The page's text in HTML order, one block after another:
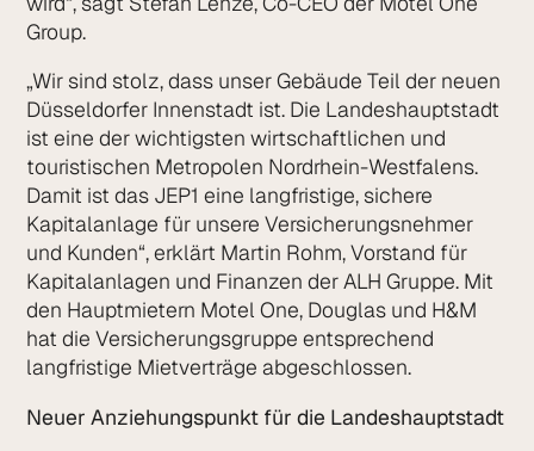
Group.
„Wir sind stolz, dass unser Gebäude Teil der neuen
Düsseldorfer Innenstadt ist. Die Landeshauptstadt
ist eine der wichtigsten wirtschaftlichen und
touristischen Metropolen Nordrhein-Westfalens.
Damit ist das JEP1 eine langfristige, sichere
Kapitalanlage für unsere Versicherungsnehmer
und Kunden“, erklärt Martin Rohm, Vorstand für
Kapitalanlagen und Finanzen der ALH Gruppe. Mit
den Hauptmietern Motel One, Douglas und H&M
hat die Versicherungsgruppe entsprechend
langfristige Mietverträge abgeschlossen.
Neuer Anziehungspunkt für die Landeshauptstadt